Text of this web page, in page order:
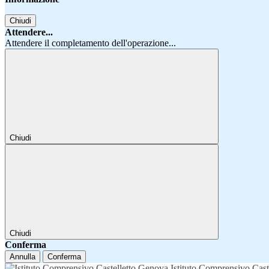
Chiudi
Attendere...
Attendere il completamento dell'operazione...
Chiudi
Chiudi
Conferma
Annulla Conferma